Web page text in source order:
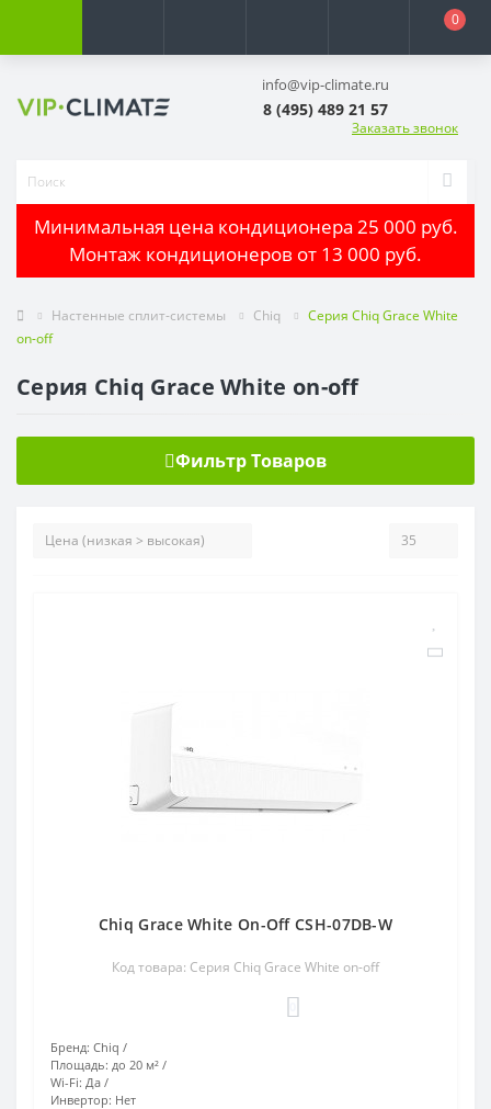
0
info@vip-climate.ru
8 (495) 489 21 57
Заказать звонок
Минимальная цена кондиционера 25 000 руб.
Монтаж кондиционеров от 13 000 руб.
Настенные сплит-системы Chiq
Серия Chiq Grace White
on-off
Серия Chiq Grace White on-off
Фильтр Товаров
Chiq Grace White On-Off CSH-07DB-W
Код товара: Серия Chiq Grace White on-off
Бренд: Chiq
Площадь: до 20 м²
Wi-Fi: Да
Инвертор: Нет